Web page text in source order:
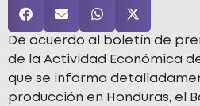
De acuerdo al boletín de
de la Actividad Económica
que se informa
producción en Honduras, el